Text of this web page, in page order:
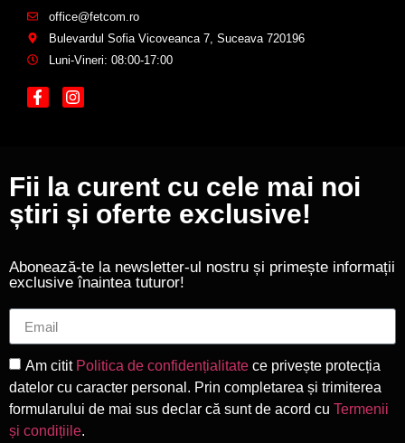
office@fetcom.ro
Bulevardul Sofia Vicoveanca 7, Suceava 720196
Luni-Vineri: 08:00-17:00
Fii la curent cu cele mai noi
știri și oferte exclusive!
Abonează-te la newsletter-ul nostru și primește informații
exclusive înaintea tuturor!
Am citit Politica de confidențialitate ce privește protecția
datelor cu caracter personal. Prin completarea și trimiterea
formularului de mai sus declar că sunt de acord cu Termenii
și condițiile.